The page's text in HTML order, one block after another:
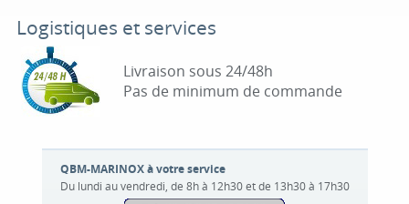
Logistiques et services
Livraison sous 24/48h
Pas de minimum de commande
QBM-MARINOX à votre service
Du lundi au vendredi, de 8h à 12h30 et de 13h30 à 17h30